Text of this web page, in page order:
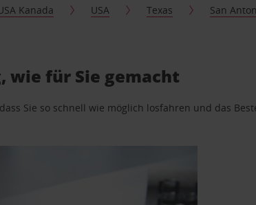
Kanada USA Texas San
wie für Sie gemacht
Sie so schnell wie möglich losfahren und das